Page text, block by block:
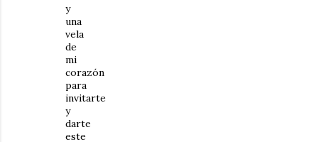
y
una
vela
de
mi
corazón
para
invitarte
y
darte
este